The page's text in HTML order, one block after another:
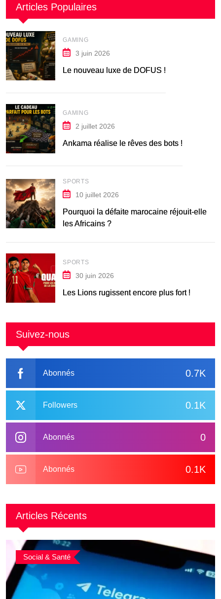
Articles Populaires
GAMING
3 juin 2026
Le nouveau luxe de DOFUS !
GAMING
2 juillet 2026
Ankama réalise le rêves des bots !
SPORTS
10 juillet 2026
Pourquoi la défaite marocaine réjouit-elle
les Africains ?
SPORTS
30 juin 2026
Les Lions rugissent encore plus fort !
Suivez-nous
0.7K
Abonnés
0.1K
Followers
0
Abonnés
0.1K
Abonnés
Articles Récents
Social & Santé